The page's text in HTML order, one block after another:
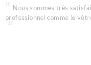
Nous sommes très
professionnel comme le